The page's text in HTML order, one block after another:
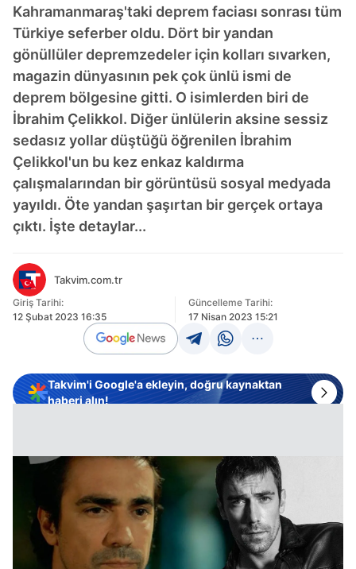
Kahramanmaraş'taki deprem faciası sonrası tüm
Türkiye seferber oldu. Dört bir yandan
gönüllüler depremzedeler için kolları sıvarken,
magazin dünyasının pek çok ünlü ismi de
deprem bölgesine gitti. O isimlerden biri de
İbrahim Çelikkol. Diğer ünlülerin aksine sessiz
sedasız yollar düştüğü öğrenilen İbrahim
Çelikkol'un bu kez enkaz kaldırma
çalışmalarından bir görüntüsü sosyal medyada
yayıldı. Öte yandan şaşırtan bir gerçek ortaya
çıktı. İşte detaylar...
Takvim.com.tr
Giriş Tarihi:
12 Şubat 2023 16:35
Güncelleme Tarihi:
17 Nisan 2023 15:21
Takvim'i Google'a ekleyin, doğru kaynaktan
haberi alın!